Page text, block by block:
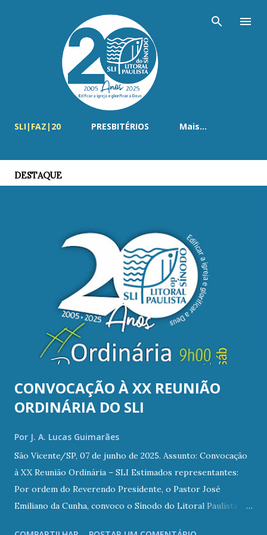
Pular para o conteúdo principal
SLI|FAZ|20 PRESBITÉRIOS Mais…
DESTAQUE
CONVOCAÇÃO À XX REUNIÃO
ORDINÁRIA DO SLI
Por J. A. Lucas Guimarães
São Vicente/SP, 07 de junho de 2025. Assunto: Convocação
à XX Reunião Ordinária – SLI Estimados representantes:
Por ordem do Reverendo Presidente, o Pastor José
Emiliano da Cunha, convoco o Sínodo do Litoral Paulista